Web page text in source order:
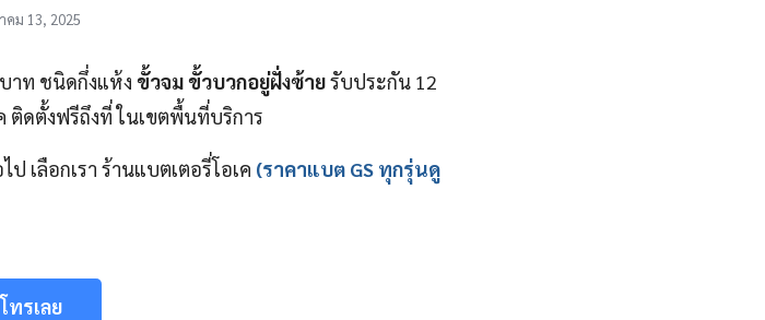
คม 13, 2025
าท ชนิดกึ่งแห้ง ขั้วจม ขั้วบวกอยู่ฝั่งซ้ายรับประกัน 12
ดตั้งฟรีถึงที่ ในเขตพื้นที่บริการ
ป เลือกเรา ร้านแบตเตอรี่โอเค (ราคาแบต GS ทุกรุ่นดู
โทรเลย